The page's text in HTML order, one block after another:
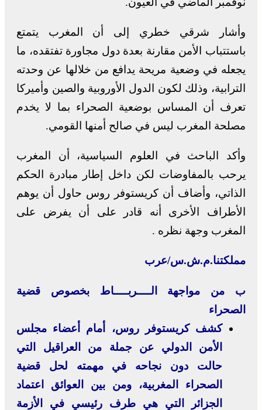
وأشار شرقي خطري إلى أن المغرب يتمتع
باستتباب الأمن مقارنة بعدة دول مجاورة تفتقده، ما
يجعله في وضعية مريحة يدافع من خلالها عن وحدته
الترابية، وذلك لكون الدول الأوروبية والصين وأميركا
تعرف أن المساس بوضعية الصحراء بما لا يخدم
مصلحة المغرب ليس في صالح أمنها القومي.
وأكد الباحث في العلوم السياسية، أن المغرب
يرحب بالمفاوضات لكن داخل إطار مبادرة الحكم
الذاتي، وأضاف أن كريستوفر روس حاول أن يوهم
الأطراف الأخرى أنه قادر على أن يفرض على
المغرب وجهة نظره .
مملكتنا.م.ش.س/عرب
ب من مواجهة الــــربــــاط بخصوص قضية
الصحراء
كشف كريستوفر روس، أمام أعضاء مجلس
الأمن الدولي عن جملة من العراقيل التي
حالت دون نجاحه في مهمته لحل قضية
الصحراء المغربية، ومن بين العوائق اعتماد
الجزائر التي هي طرف رئيسي في الأزمة